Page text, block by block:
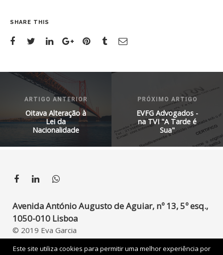
SHARE THIS
ARTIGO ANTERIOR
Oitava Alteração à
Lei da
Nacionalidade
PRÓXIMO ARTIGO
EVFG Advogados -
na TVI "A Tarde é
Sua"
Avenida António Augusto de Aguiar, nº 13, 5º esq.,
1050-010 Lisboa
© 2019 Eva Garcia
Developed byUpperDigital
Este site utiliza cookies para permitir uma melhor experiência por